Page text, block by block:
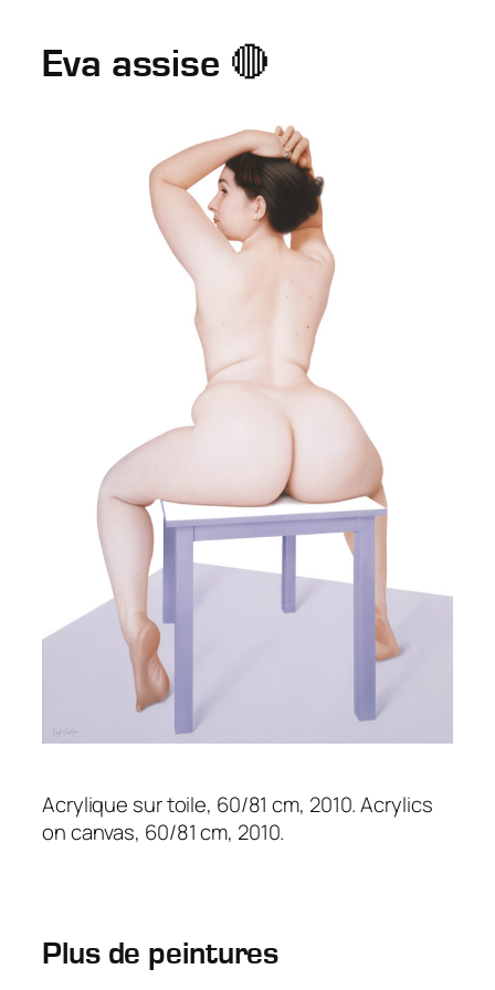
Eva assise 🔴
Acrylique sur toile, 60/81 cm, 2010. Acrylics
on canvas, 60/81 cm, 2010.
Plus de peintures